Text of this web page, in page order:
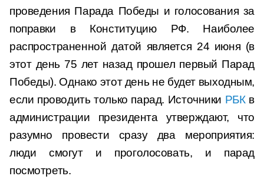
проведения Парада Победы и голосования за
поправки в Конституцию РФ. Наиболее
распространенной датой является 24 июня (в
этот день 75 лет назад прошел первый Парад
Победы). Однако этот день не будет выходным,
если проводить только парад. Источники РБКв
администрации президента утверждают, что
разумно провести сразу два мероприятия:
люди смогут и проголосовать, и парад
посмотреть.